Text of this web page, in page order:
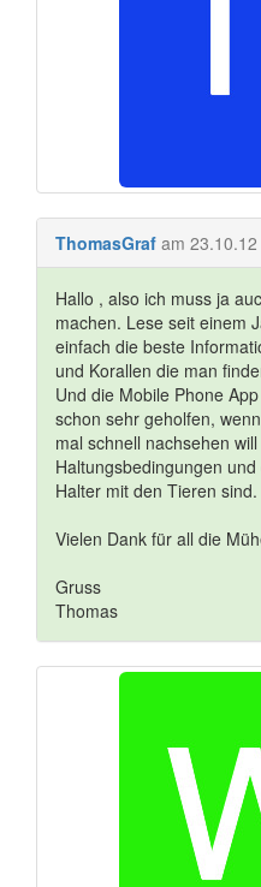
ThomasGraf am 23.10.12
Hallo , also ich muss ja
machen. Lese seit einem
einfach die beste
und Korallen die man
Und die Mobile Phone
schon sehr geholfen,
mal schnell nachsehen
Haltungsbedingungen
Halter mit den Tieren sind.
Vielen Dank für all die
Gruss
Thomas